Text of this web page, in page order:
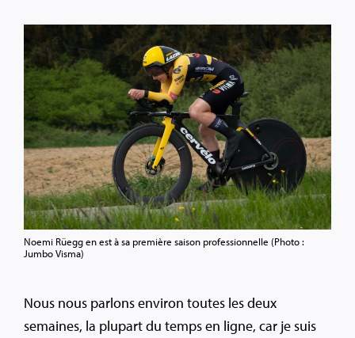
Noemi Rüegg en est à sa première saison professionnelle (Photo :
Jumbo Visma)
Nous nous parlons environ toutes les deux
semaines, la plupart du temps en ligne, car je suis